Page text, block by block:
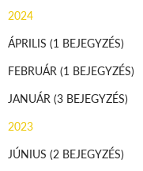
2024
ÁPRILIS (1 BEJEGYZÉS)
FEBRUÁR (1 BEJEGYZÉS)
JANUÁR (3 BEJEGYZÉS)
2023
JÚNIUS (2 BEJEGYZÉS)